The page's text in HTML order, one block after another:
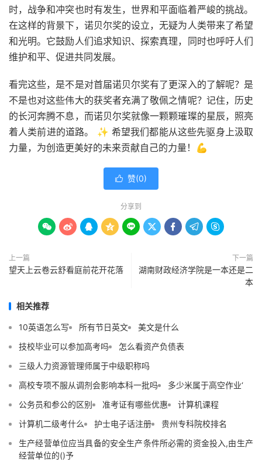
时，战争和冲突也时有发生，世界和平面临着严峻的挑战。
在这样的背景下，诺贝尔奖的设立，无疑为人类带来了希望
和光明。它鼓励人们追求知识、探索真理，同时也呼吁人们
维护和平、促进共同发展。
看完这些，是不是对首届诺贝尔奖有了更深入的了解呢？是
不是也对这些伟大的获奖者充满了敬佩之情呢？记住，历史
的长河奔腾不息，而诺贝尔奖就像一颗颗璀璨的星辰，照亮
着人类前进的道路。 ✨ 希望我们都能从这些先驱身上汲取
力量，为创造更美好的未来贡献自己的力量！💪
 赞(0)
分享到
        
上一篇
望天上云卷云舒看庭前花开花落
下一篇
湖南财政经济学院是一本还是二
本
相关推荐
10英语怎么写 所有节日英文
美文是什么
技校毕业可以参加高考吗
怎么看资产负债表
三级人力资源管理师属于中级职称吗
高校专项不服从调剂会影响本科一批吗
多少米属于高空作业‘
公务员和参公的区别
准考证有哪些优惠
计算机课程
计算机二级考什么
护士电子话注册
贵州专科院校排名
生产经营单位应当具备的安全生产条件所必需的资金投入,由生产
经营单位的()予